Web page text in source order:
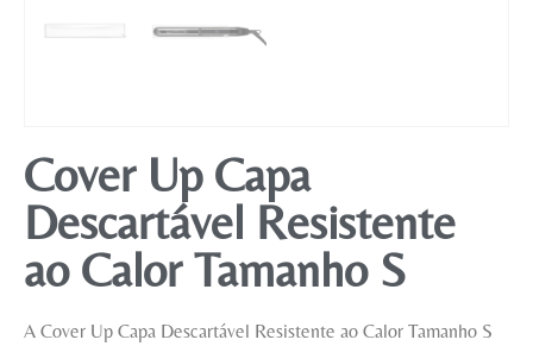
Cover Up Capa
Descartável Resistente
ao Calor Tamanho S
A Cover Up Capa Descartável Resistente ao Calor Tamanho S